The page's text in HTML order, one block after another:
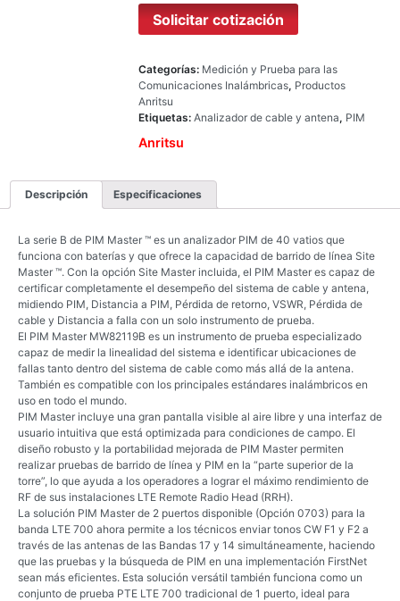
Solicitar cotización
Categorías: Medición y Prueba para las
Comunicaciones Inalámbricas, Productos
Anritsu
Etiquetas: Analizador de cable y antena, PIM
Anritsu
Descripción Especificaciones
La serie B de PIM Master ™ es un analizador PIM de 40 vatios que
funciona con baterías y que ofrece la capacidad de barrido de línea Site
Master ™. Con la opción Site Master incluida, el PIM Master es capaz de
certificar completamente el desempeño del sistema de cable y antena,
midiendo PIM, Distancia a PIM, Pérdida de retorno, VSWR, Pérdida de
cable y Distancia a falla con un solo instrumento de prueba.
El PIM Master MW82119B es un instrumento de prueba especializado
capaz de medir la linealidad del sistema e identificar ubicaciones de
fallas tanto dentro del sistema de cable como más allá de la antena.
También es compatible con los principales estándares inalámbricos en
uso en todo el mundo.
PIM Master incluye una gran pantalla visible al aire libre y una interfaz de
usuario intuitiva que está optimizada para condiciones de campo. El
diseño robusto y la portabilidad mejorada de PIM Master permiten
realizar pruebas de barrido de línea y PIM en la “parte superior de la
torre”, lo que ayuda a los operadores a lograr el máximo rendimiento de
RF de sus instalaciones LTE Remote Radio Head (RRH).
La solución PIM Master de 2 puertos disponible (Opción 0703) para la
banda LTE 700 ahora permite a los técnicos enviar tonos CW F1 y F2 a
través de las antenas de las Bandas 17 y 14 simultáneamente, haciendo
que las pruebas y la búsqueda de PIM en una implementación FirstNet
sean más eficientes. Esta solución versátil también funciona como un
conjunto de prueba PTE LTE 700 tradicional de 1 puerto, ideal para